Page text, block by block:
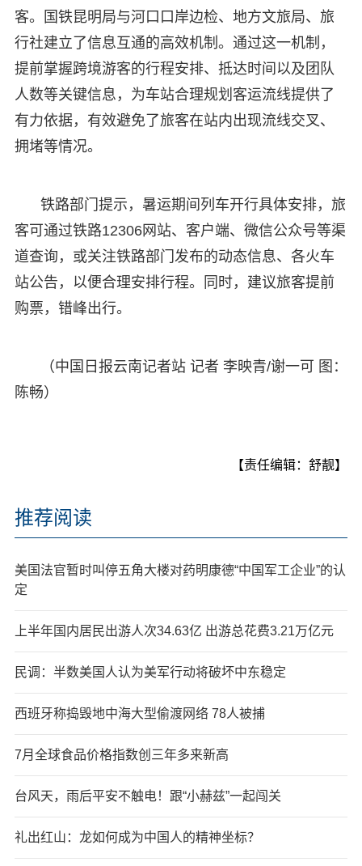
客。国铁昆明局与河口口岸边检、地方文旅局、旅
行社建立了信息互通的高效机制。通过这一机制，
提前掌握跨境游客的行程安排、抵达时间以及团队
人数等关键信息，为车站合理规划客运流线提供了
有力依据，有效避免了旅客在站内出现流线交叉、
拥堵等情况。
铁路部门提示，暑运期间列车开行具体安排，旅
客可通过铁路12306网站、客户端、微信公众号等渠
道查询，或关注铁路部门发布的动态信息、各火车
站公告，以便合理安排行程。同时，建议旅客提前
购票，错峰出行。
（中国日报云南记者站 记者 李映青/谢一可 图：
陈畅）
【责任编辑：舒靓】
推荐阅读
美国法官暂时叫停五角大楼对药明康德“中国军工企业”的认
定
上半年国内居民出游人次34.63亿 出游总花费3.21万亿元
民调：半数美国人认为美军行动将破坏中东稳定
西班牙称捣毁地中海大型偷渡网络 78人被捕
7月全球食品价格指数创三年多来新高
台风天，雨后平安不触电！跟“小赫兹”一起闯关
礼出红山：龙如何成为中国人的精神坐标？